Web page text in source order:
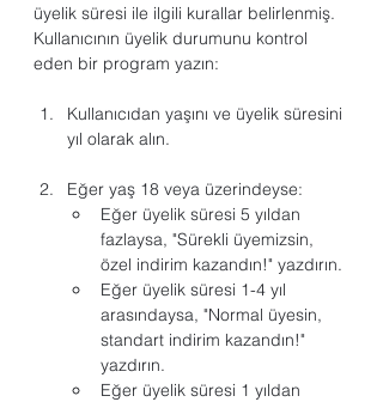
üyelik süresi ile ilgili kurallar belirlenmiş.
Kullanıcının üyelik durumunu kontrol
eden bir program yazın:
Kullanıcıdan yaşını ve üyelik süresini
yıl olarak alın.
Eğer yaş 18 veya üzerindeyse:
Eğer üyelik süresi 5 yıldan
fazlaysa, "Sürekli üyemizsin,
özel indirim kazandın!" yazdırın.
Eğer üyelik süresi 1-4 yıl
arasındaysa, "Normal üyesin,
standart indirim kazandın!"
yazdırın.
Eğer üyelik süresi 1 yıldan